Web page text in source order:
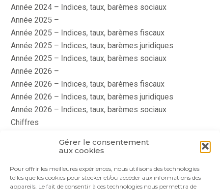
Gérer le consentement
aux cookies
Pour offrir les meilleures expériences, nous utilisons des technologies
telles que les cookies pour stocker et/ou accéder aux informations des
appareils. Le fait de consentir à ces technologies nous permettra de
Année 2024 – Indices, taux, barèmes sociaux
Année 2025 –
Année 2025 – Indices, taux, barèmes fiscaux
Année 2025 – Indices, taux, barèmes juridiques
Année 2025 – Indices, taux, barèmes sociaux
Année 2026 –
Année 2026 – Indices, taux, barèmes fiscaux
Année 2026 – Indices, taux, barèmes juridiques
Année 2026 – Indices, taux, barèmes sociaux
Chiffres
Le coin du dirigeant